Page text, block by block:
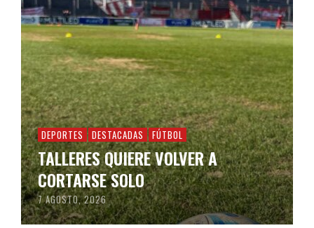
DEPORTES DESTACADAS FÚTBOL
TALLERES QUIERE VOLVER A
CORTARSE SOLO
7 AGOSTO, 2026